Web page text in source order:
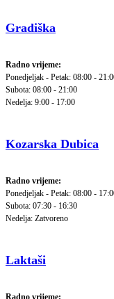
Gradiška
Radno vrijeme:
Ponedjeljak - Petak: 08:00 -
Subota: 08:00 - 21:00
Nedelja: 9:00 - 17:00
Kozarska Dubica
Radno vrijeme:
Ponedjeljak - Petak: 08:00 -
Subota: 07:30 - 16:30
Nedelja: Zatvoreno
Laktaši
Radno vrijeme: